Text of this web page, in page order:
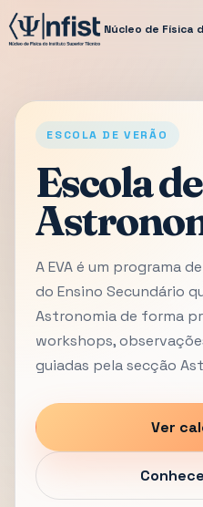
Núcleo de Física
ESCOLA DE VERÃO
Escola
A EVA é um programa
do Ensino Secundário
Astronomia de forma
workshops,
guiadas pela secção
Ver